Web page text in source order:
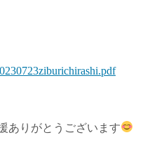
ありがとうございます